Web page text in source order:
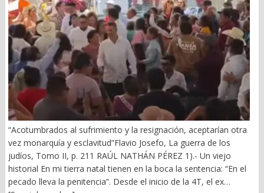
“Acotumbrados al sufrimiento y la resignación, aceptarían otra
vez monarquía y esclavitud”Flavio Josefo, La guerra de los
judíos, Tomo II, p. 211 RAÚL NATHÁN PÉREZ 1).- Un viejo
historial En mi tierra natal tienen en la boca la sentencia: “En el
pecado lleva la penitencia”. Desde el inicio de la 4T, el ex